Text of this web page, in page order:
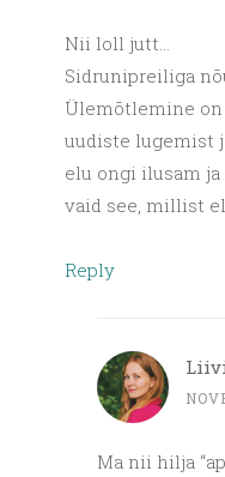
Nii loll jutt…
Sidrunipreiliga
Ülemõtlemine on
uudiste lugemist
elu ongi ilusam
vaid see, millist
Reply
Ma nii hilja